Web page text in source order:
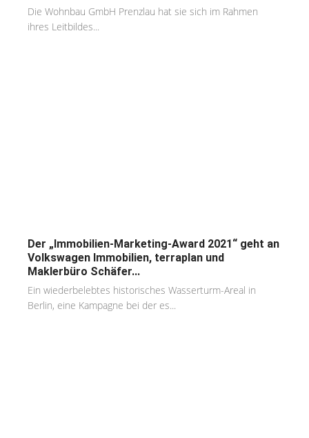
Die Wohnbau GmbH Prenzlau hat sie sich im Rahmen
ihres Leitbildes...
Der „Immobilien-Marketing-Award 2021“ geht an
Volkswagen Immobilien, terraplan und
Maklerbüro Schäfer...
Ein wiederbelebtes historisches Wasserturm-Areal in
Berlin, eine Kampagne bei der es...